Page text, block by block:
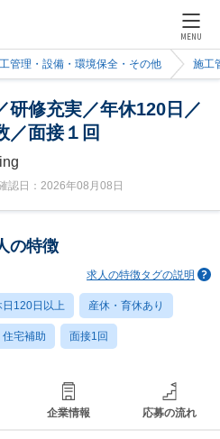
MENU
管理・設備・環境保全・その他 施工
研修充実／年休120日／
／面接１回
日：2026年08月08日
の特徴
求人の特徴タグの説明
日120日以上 産休・育休あり
宅補助 面接1回
企業情報 応募の流れ